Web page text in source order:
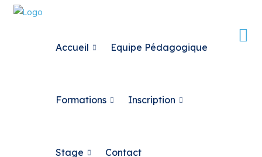
Accueil Equipe Pédagogique
Formations Inscription
Stage Contact